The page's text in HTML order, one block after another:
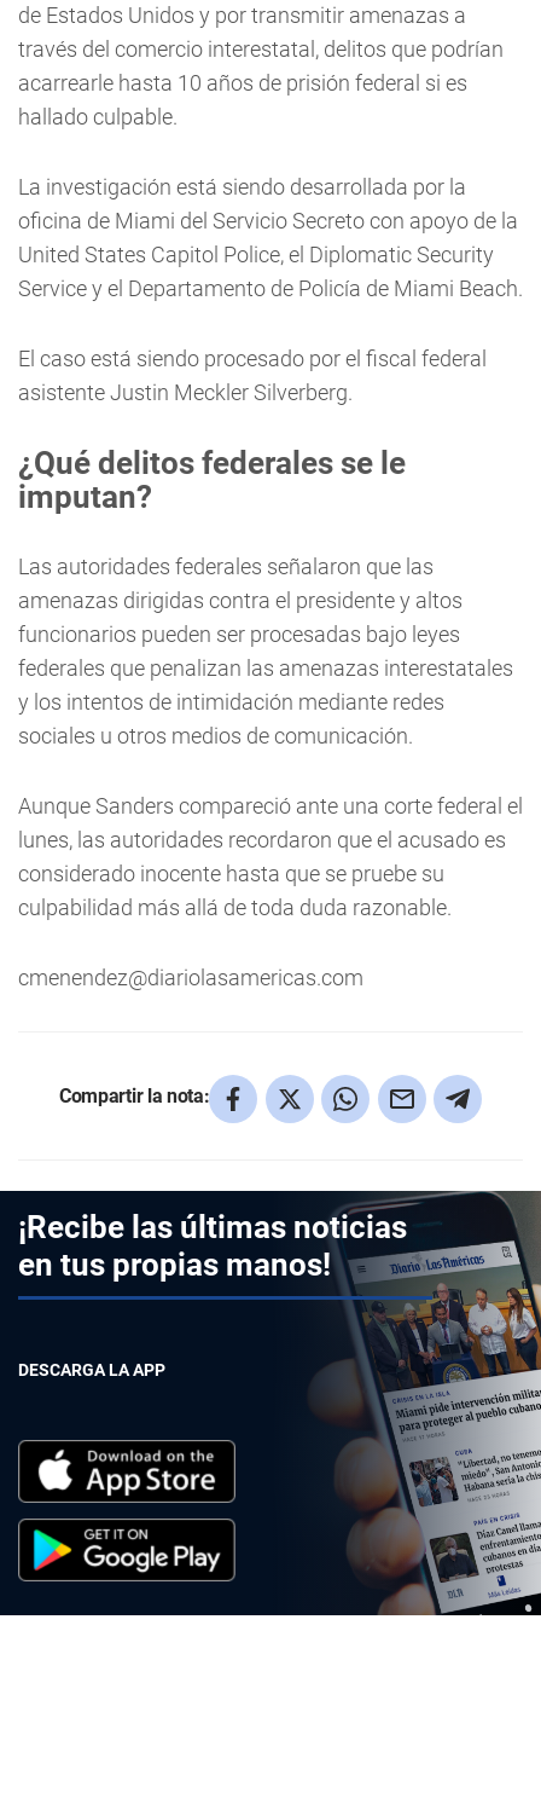
de Estados Unidos y por transmitir amenazas a
través del comercio interestatal, delitos que podrían
acarrearle hasta 10 años de prisión federal si es
hallado culpable.
La investigación está siendo desarrollada por la
oficina de Miami del Servicio Secreto con apoyo de la
United States Capitol Police, el Diplomatic Security
Service y el Departamento de Policía de Miami Beach.
El caso está siendo procesado por el fiscal federal
asistente Justin Meckler Silverberg.
¿Qué delitos federales se le
imputan?
Las autoridades federales señalaron que las
amenazas dirigidas contra el presidente y altos
funcionarios pueden ser procesadas bajo leyes
federales que penalizan las amenazas interestatales
y los intentos de intimidación mediante redes
sociales u otros medios de comunicación.
Aunque Sanders compareció ante una corte federal el
lunes, las autoridades recordaron que el acusado es
considerado inocente hasta que se pruebe su
culpabilidad más allá de toda duda razonable.
cmenendez@diariolasamericas.com
Compartir la nota:
¡Recibe las últimas noticias
en tus propias manos!
DESCARGA LA APP